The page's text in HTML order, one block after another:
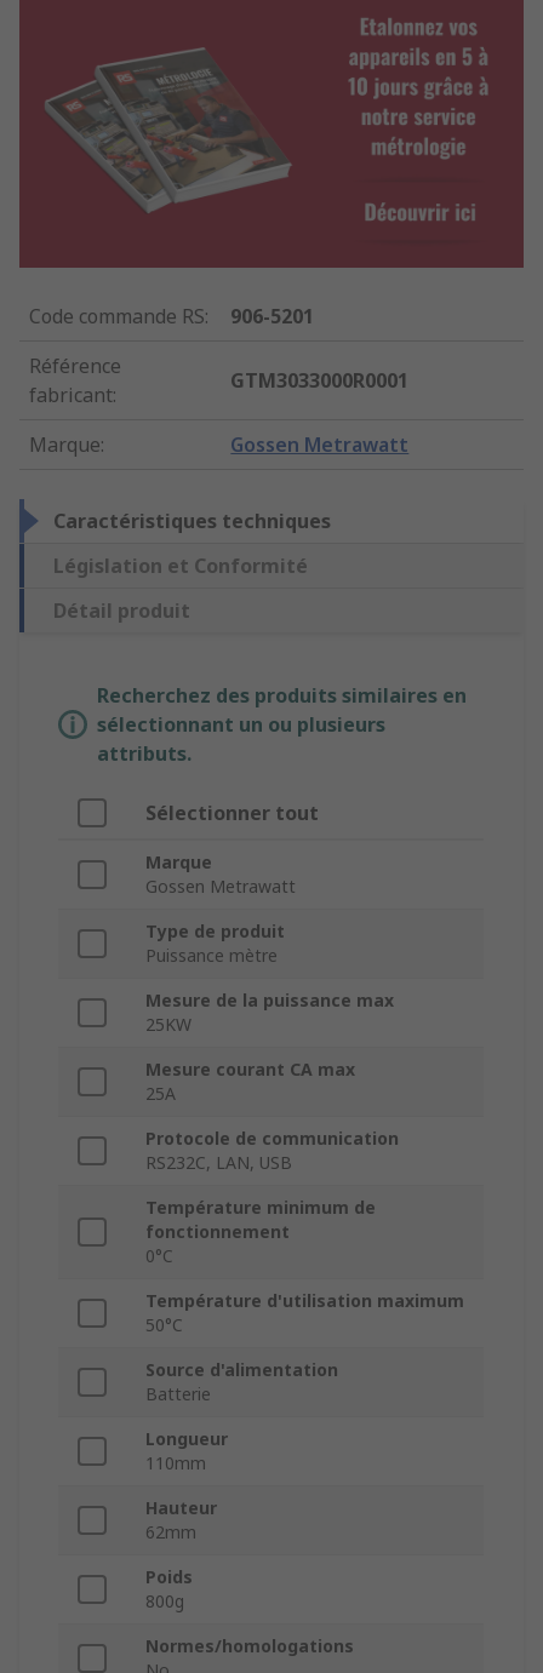
Code commande RS:
906-5201
Référence
fabricant:
GTM3033000R0001
Marque: Gossen Metrawatt
Caractéristiques techniques
Législation et Conformité
Détail produit
Recherchez des produits similaires en
sélectionnant un ou plusieurs
attributs.
Sélectionner tout
Marque
Gossen Metrawatt
Type de produit
Puissance mètre
Mesure de la puissance max
25KW
Mesure courant CA max
25A
Protocole de communication
RS232C, LAN, USB
Température minimum de
fonctionnement
0°C
Température d'utilisation maximum
50°C
Source d'alimentation
Batterie
Longueur
110mm
Hauteur
62mm
Poids
800g
Normes/homologations